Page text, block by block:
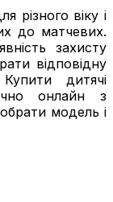
різного віку і
до матчевих.
захисту
відповідну
дитячі
онлайн з
модель і